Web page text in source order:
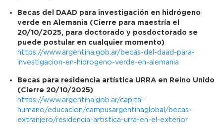
Becas del DAAD para investigación en hidrógeno
verde en Alemania (Cierre para maestría el
20/10/2025, para doctorado y posdoctorado se
puede postular en cualquier momento)
https://www.argentina.gob.ar/becas-del-daad-para-
investigacion-en-hidrogeno-verde-en-alemania
Becas para residencia artística URRA en Reino Unido
(Cierre 20/10/2025)
https://www.argentina.gob.ar/capital-
humano/educacion/campusargentinaglobal/becas-
extranjero/residencia-artistica-urra-en-el-exterior